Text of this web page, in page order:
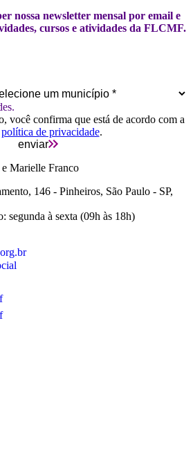
nossa newsletter mensal por email e
cursos e atividades da FLCMF.
você confirma que está de acordo com a
política de privacidade.
enviar
Marielle Franco
146 - Pinheiros, São Paulo - SP,
segunda à sexta (09h às 18h)